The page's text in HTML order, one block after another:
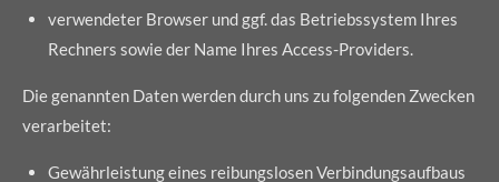
verwendeter Browser und ggf. das Betriebssystem Ihres
Rechners sowie der Name Ihres Access-Providers.
Die genannten Daten werden durch uns zu folgenden Zwecken
verarbeitet:
Gewährleistung eines reibungslosen Verbindungsaufbaus